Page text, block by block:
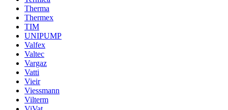
Therma
Thermex
TIM
UNIPUMP
Valfex
Valtec
Vargaz
Vatti
Vieir
Viessmann
Vilterm